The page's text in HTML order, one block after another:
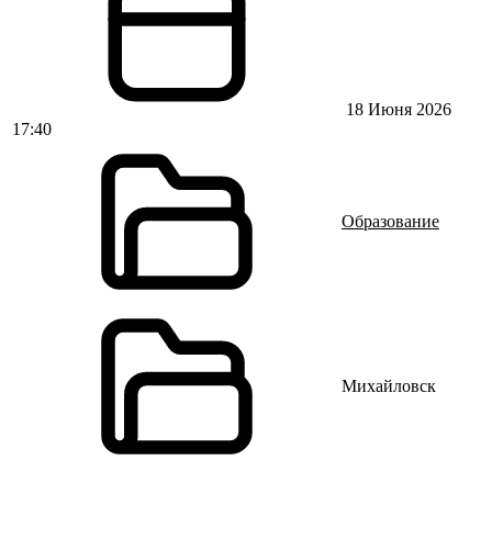
18 Июня 2026
17:40
Образование
Михайловск